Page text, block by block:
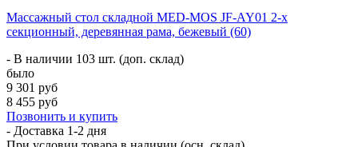
Массажный стол складной MED-MOS JF-AY01 2-х
секционный, деревянная рама, бежевый (60)
- В наличии 103 шт. (доп. склад)
было
9 301 руб
8 455 руб
Позвонить и купить
- Доставка 1-2 дня